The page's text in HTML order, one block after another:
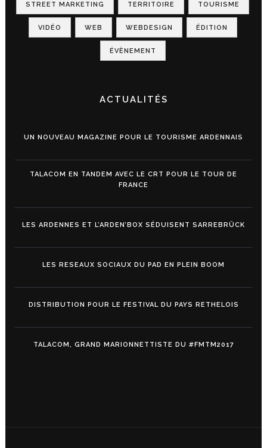
STREET MARKETING TERRITOIRE TOURISME
VIDÉO WEB WEBDESIGN ÉDITION
ÉVÈNEMENT
ACTUALITÉS
UN NOUVEAU MAGAZINE POUR LE TOURISME ARDENNAIS
TALACOM EN TANDEM AVEC LE CRT POUR LE TOUR DE
FRANCE
LES ARDENNES ET L’ARDEN’BOX SÉDUISENT SARREBRÜCK
LES RESEAUX SOCIAUX DU PAD EN PLEIN BOOM
DISTRIBUTION POUR LE FESTIVAL DU PAYS RETHELOIS
TALACOM, GRAND MARIONNETTISTE DU #FMTM2017